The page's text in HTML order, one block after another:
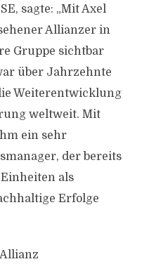
sagte: „Mit Axel
Allianzer in
Gruppe sichtbar
über Jahrzehnte
Weiterentwicklung
weltweit. Mit
ein sehr
der bereits
als
Erfolge